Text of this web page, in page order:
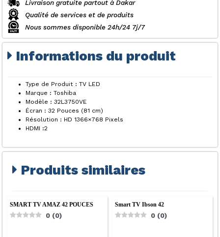
Noir
-
Garantie
6
Mois
Livraison gratuite partout à Dakar
Qualité de services et de produits
Nous sommes disponible 24h/24 7j/7
Informations du produit
Type de Produit : TV LED
Marque : Toshiba
Modèle : 32L3750VE
Écran : 32 Pouces (81 cm)
Résolution : HD 1366×768 Pixels
HDMI :2
Produits similaires
SMART TV AMAZ 42 POUCES
0 (0)
Smart TV Ibson 42
0 (0)